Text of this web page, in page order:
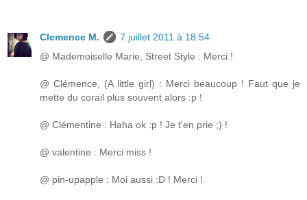
Clemence M.
7 juillet 2011 à 18:54
@ Mademoiselle Marie, Street Style : Merci !
@ Clémence, (A little girl) : Merci beaucoup ! Faut que je
mette du corail plus souvent alors :p !
@ Clémentine : Haha ok :p ! Je t'en prie ;) !
@ valentine : Merci miss !
@ pin-upapple : Moi aussi :D ! Merci !